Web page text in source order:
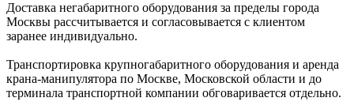
Доставка негабаритного оборудования за пределы города
Москвы рассчитывается и согласовывается с клиентом
заранее индивидуально.
Транспортировка крупногабаритного оборудования и аренда
крана-манипулятора по Москве, Московской области и до
терминала транспортной компании обговаривается отдельно.